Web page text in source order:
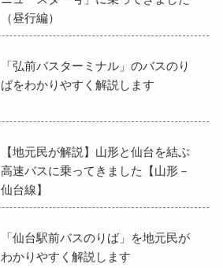
（昼行編）
「弘前バスターミナル」のバスのり
ばをわかりやすく解説します
【地元民が解説】山形と仙台を結ぶ
高速バスに乗ってきました【山形－
仙台線】
「仙台駅前バスのりば」を地元民が
わかりやすく解説します